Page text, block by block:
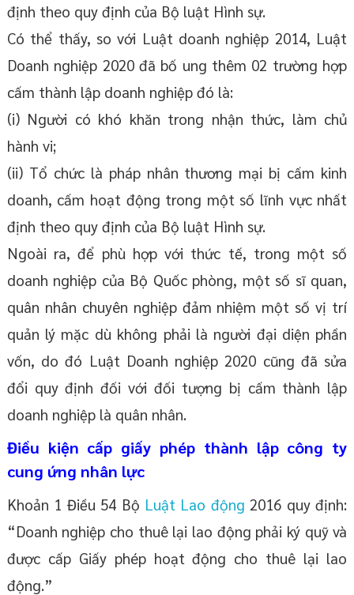
định theo quy định của Bộ luật Hình sự.
Có thể thấy, so với Luật doanh nghiệp 2014, Luật
Doanh nghiệp 2020 đã bố ung thêm 02 trường hợp
cấm thành lập doanh nghiệp đó là:
(i) Người có khó khăn trong nhận thức, làm chủ
hành vi;
(ii) Tổ chức là pháp nhân thương mại bị cấm kinh
doanh, cấm hoạt động trong một số lĩnh vực nhất
định theo quy định của Bộ luật Hình sự.
Ngoài ra, để phù hợp với thức tế, trong một số
doanh nghiệp của Bộ Quốc phòng, một số sĩ quan,
quân nhân chuyên nghiệp đảm nhiệm một số vị trí
quản lý mặc dù không phải là người đại diện phần
vốn, do đó Luật Doanh nghiệp 2020 cũng đã sửa
đổi quy định đối với đối tượng bị cấm thành lập
doanh nghiệp là quân nhân.
Điều kiện cấp giấy phép thành lập công ty
cung ứng nhân lực
Khoản 1 Điều 54 Bộ Luật Lao động 2016 quy định:
“Doanh nghiệp cho thuê lại lao động phải ký quỹ và
được cấp Giấy phép hoạt động cho thuê lại lao
động.”